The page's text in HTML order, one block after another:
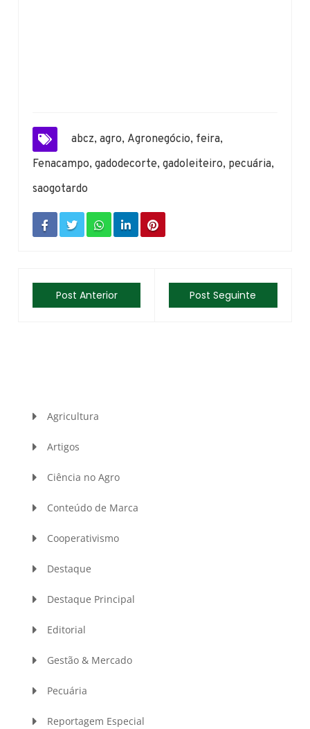
abcz,agro, Agronegócio, feira,
Fenacampo,gadodecorte,gadoleiteiro, pecuária,
saogotardo
Post Anterior Post Seguinte
Agricultura
Artigos
Ciência no Agro
Conteúdo de Marca
Cooperativismo
Destaque
Destaque Principal
Editorial
Gestão & Mercado
Pecuária
Reportagem Especial